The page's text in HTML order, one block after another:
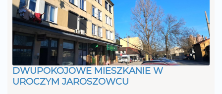
DWUPOKOJOWE MIESZKANIE W
UROCZYM JAROSZOWCU